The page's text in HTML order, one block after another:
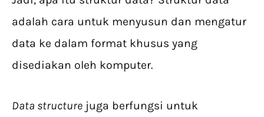
adalah cara untuk menyusun dan mengatur
data ke dalam format khusus yang
disediakan oleh komputer.
Data structure juga berfungsi untuk